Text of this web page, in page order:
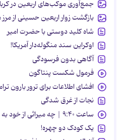
جمع‌آوری موکب‌های اربعین در
بازگشت زوار اربعین حسینی از
شاه کلید دوستی با حضرت امیر
اوکراین سند منگوله‌دار آمریکا!
آگاهی بدون فرسودگی
فرمول شکست پنتاگون
افشای اطلاعات برای ترور بارون
نجات از غرق شدگی
ساعت ۹:۴۰ | چه میراثی از خود به جای گذاشت؟
یک کودک دو چهره!